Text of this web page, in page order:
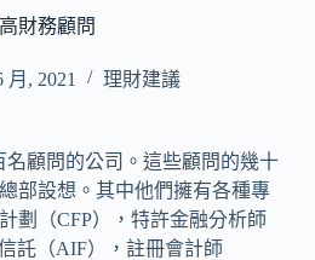
財務顧問
月, 2021 理財建議
名顧問的公司。這些顧問的幾十
部設想。其中他們擁有各種專
劃（CFP），特許金融分析師
託（AIF），註冊會計師